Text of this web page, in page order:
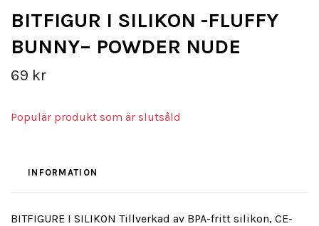
BITFIGUR I SILIKON -FLUFFY
BUNNY– POWDER NUDE
69 kr
Populär produkt som är slutsåld
INFORMATION
BITFIGURE I SILIKON Tillverkad av BPA-fritt silikon, CE-